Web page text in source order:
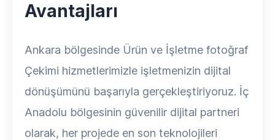
Avantajları
Ankara bölgesinde Ürün ve İşletme fotoğraf
Çekimi hizmetlerimizle işletmenizin dijital
dönüşümünü başarıyla gerçekleştiriyoruz. İç
Anadolu bölgesinin güvenilir dijital partneri
olarak, her projede en son teknolojileri